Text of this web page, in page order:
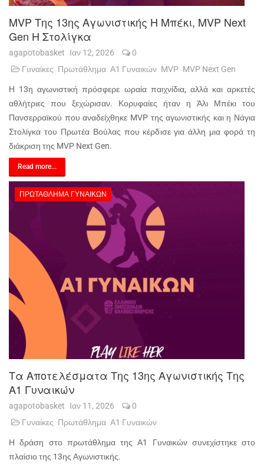
MVP Της 13ης Αγωνιστικής Η Μπέκι, MVP Next
Gen Η Στολίγκα
agapotobasket Ιαν 12, 2026
0
Γυναίκες Πρωτάθλημα Α1 Γυναικών MVP MVP Next Gen
Η 13η αγωνιστική πρόσφερε ωραία παιχνίδια, αλλά και αρκετές
αθλήτριες που ξεχώρισαν. Κορυφαίες ήταν η Άλι Μπέκι του
Πανσερραϊκού που αναδείχθηκε MVP της αγωνιστικής και η Νάγια
Στολίγκα του Πρωτέα Βούλας που κέρδισε για άλλη μια φορά τη
διάκριση της MVP Next Gen.
Read more...
ΠΡΩΤΆΘΛΗΜΑ ΓΥΝΑΙΚΏΝ
Τα Αποτελέσματα Της 13ης Αγωνιστικής Της
Α1 Γυναικών
agapotobasket Ιαν 11, 2026
0
Γυναίκες Πρωτάθλημα Α1 Γυναικών
Η δράση στο πρωτάθλημα της Α1 Γυναικών συνεχίστηκε στο
πλαίσιο της 13ης Αγωνιστικής.